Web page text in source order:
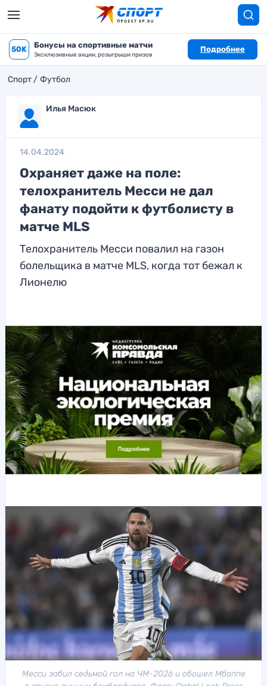
50K Бонусы на спортивные матчи
Эксклюзивные акции, розыгрыши призов
Подробнее
Спорт Футбол
Илья Масюк
14.04.2024
Охраняет даже на поле:
телохранитель Месси не дал
фанату подойти к футболисту в
матче MLS
Телохранитель Месси повалил на газон
болельщика в матче MLS, когда тот бежал к
Лионелю
Месси забил седьмой гол на ЧМ-2026 и обошел Мбаппе